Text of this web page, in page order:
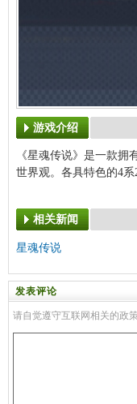
游戏介绍
《星魂传说》是一款
世界观。各具特色的4
相关新闻
星魂传说
发表评论
请自觉遵守互联网相关的政